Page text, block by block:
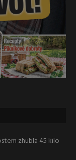
zhubla 45 kilo